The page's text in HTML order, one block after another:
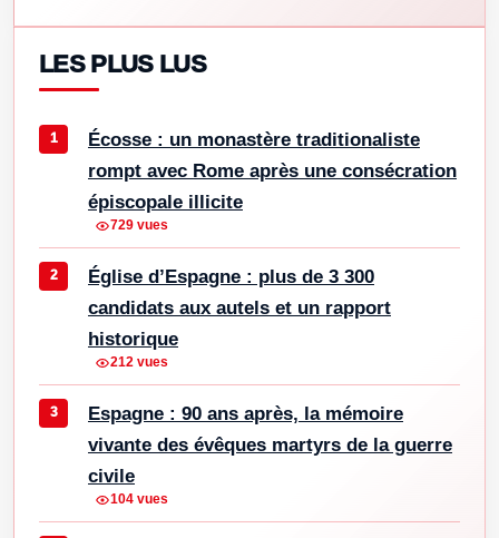
LES PLUS LUS
Écosse : un monastère traditionaliste
rompt avec Rome après une consécration
épiscopale illicite
729 vues
Église d’Espagne : plus de 3 300
candidats aux autels et un rapport
historique
212 vues
Espagne : 90 ans après, la mémoire
vivante des évêques martyrs de la guerre
civile
104 vues